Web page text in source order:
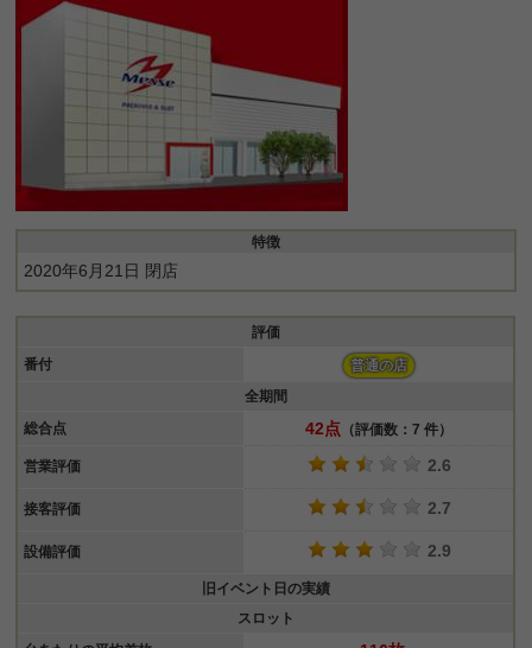
特徴
2020年6月21日 閉店
評価
番付
普通の店
全期間
総合点
42点 （評価数：7 件）
営業評価 2.6
接客評価 2.7
設備評価 2.9
旧イベント日の実績
スロット